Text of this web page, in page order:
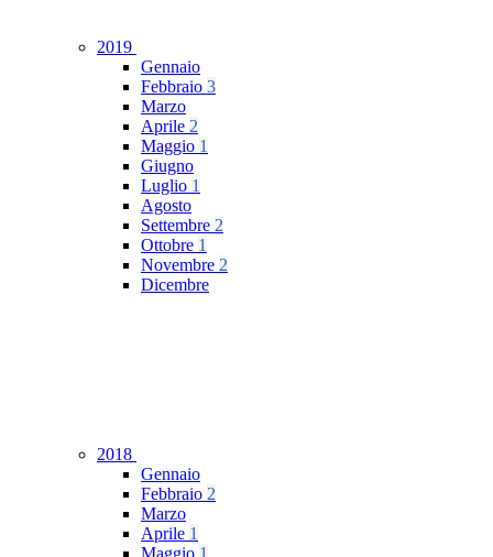
2019
Gennaio
Febbraio 3
Marzo
Aprile 2
Maggio 1
Giugno
Luglio 1
Agosto
Settembre 2
Ottobre 1
Novembre 2
Dicembre
2018
Gennaio
Febbraio 2
Marzo
Aprile 1